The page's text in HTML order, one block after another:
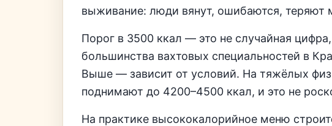
выживание: люди вянут, ошибаются, теряют
Порог в 3500 ккал — это не случайная
большинства вахтовых специальностей в
Выше — зависит от условий. На тяжёлых
поднимают до 4200–4500 ккал, и это не
На практике высококалорийное меню